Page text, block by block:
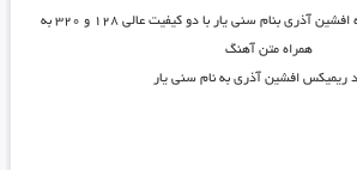
آذری بنام سنی یار
با دو کیفیت عالی ۱۲۸ و ۳۲۰ به
همراه متن آهنگ
ریمیکس افشین آذری به نام سنی یار